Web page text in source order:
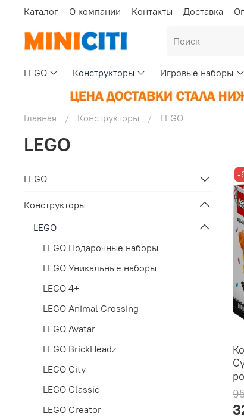
Каталог О компании Контакты Доставка
LEGO Конструкторы Игровые наборы
Главная Конструкторы LEGO
LEGO
-
LEGO
Конструкторы
LEGO
LEGO Подарочные наборы
LEGO Уникальные наборы
LEGO 4+
LEGO Animal Crossing
LEGO Avatar
LEGO BrickHeadz
LEGO City
LEGO Classic
LEGO Creator